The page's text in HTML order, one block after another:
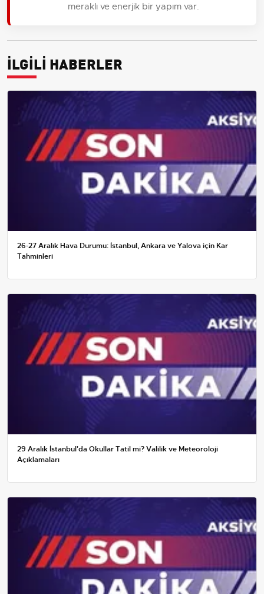
meraklı ve enerjik bir yapım var.
İLGİLİ HABERLER
26-27 Aralık Hava Durumu: İstanbul, Ankara ve Yalova için Kar
Tahminleri
29 Aralık İstanbul'da Okullar Tatil mi? Valilik ve Meteoroloji
Açıklamaları